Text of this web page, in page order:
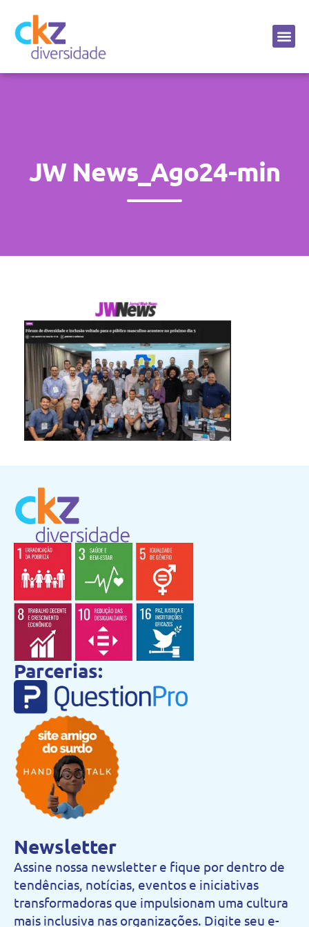
JW News_Ago24-min
Parcerias:
Newsletter
Assine nossa newsletter e fique por dentro de
tendências, notícias, eventos e iniciativas
transformadoras que impulsionam uma cultura
mais inclusiva nas organizações. Digite seu e-